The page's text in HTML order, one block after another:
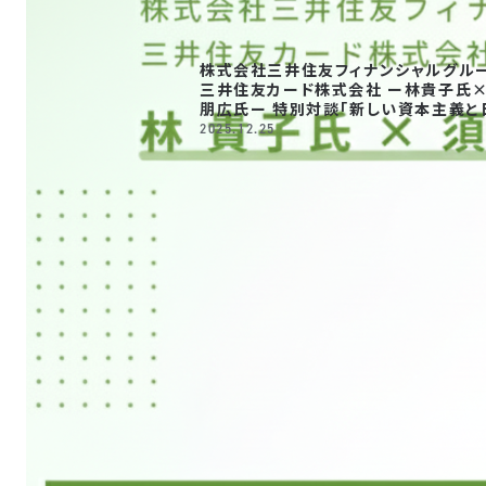
株式会社三井住友フィナンシャルグル
三井住友カード株式会社 ー林貴子氏×須東
朋広氏ー 特別対談「新しい資本主義と
の雇用の本
質
2025.12.25